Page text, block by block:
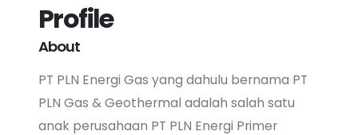
Profile
About
PT PLN Energi Gas yang dahulu bernama PT
PLN Gas & Geothermal adalah salah satu
anak perusahaan PT PLN Energi Primer